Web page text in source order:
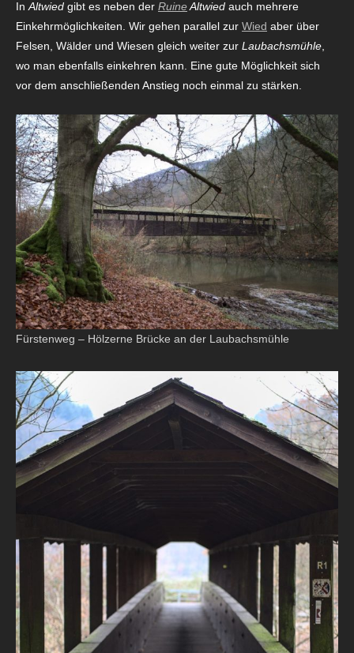
InAltwied gibt es neben der RuineAltwied auch mehrere
Einkehrmöglichkeiten. Wir gehen parallel zur Wied aber über
Felsen, Wälder und Wiesen gleich weiter zur Laubachsmühle,
wo man ebenfalls einkehren kann. Eine gute Möglichkeit sich
vor dem anschließenden Anstieg noch einmal zu stärken.
Fürstenweg – Hölzerne Brücke an der Laubachsmühle